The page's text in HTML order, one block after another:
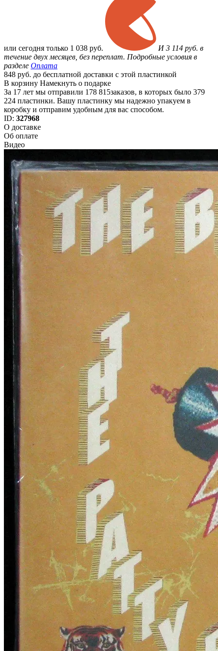
или сегодня только 1 038 руб.
И 3 114 руб. в
течение двух месяцев, без переплат. Подробные условия в
разделе Оплата
848 руб. до бесплатной доставки с этой пластинкой
В корзину Намекнуть о подарке
За 17 лет мы отправили 178 815заказов, в которых было 379
224 пластинки. Вашу пластинку мы надежно упакуем в
коробку и отправим удобным для вас способом.
ID: 327968
О доставке
Об оплате
Видео